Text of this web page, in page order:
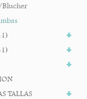
Blucher
TALLAS